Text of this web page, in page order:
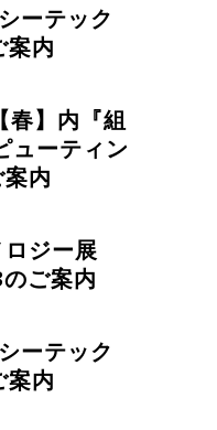
ーテック
案内
】内『組
ューティン
内
ジー展
のご案内
ーテック
案内